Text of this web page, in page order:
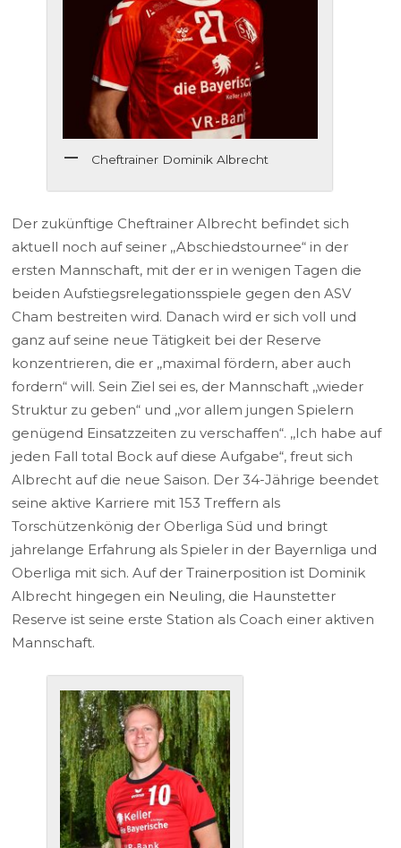
Cheftrainer Dominik Albrecht
Der zukünftige Cheftrainer Albrecht befindet sich
aktuell noch auf seiner ,,Abschiedstournee“ in der
ersten Mannschaft, mit der er in wenigen Tagen die
beiden Aufstiegsrelegationsspiele gegen den ASV
Cham bestreiten wird. Danach wird er sich voll und
ganz auf seine neue Tätigkeit bei der Reserve
konzentrieren, die er ,,maximal fördern, aber auch
fordern“ will. Sein Ziel sei es, der Mannschaft ,,wieder
Struktur zu geben“ und ,,vor allem jungen Spielern
genügend Einsatzzeiten zu verschaffen“. ,,Ich habe auf
jeden Fall total Bock auf diese Aufgabe“, freut sich
Albrecht auf die neue Saison. Der 34-Jährige beendet
seine aktive Karriere mit 153 Treffern als
Torschützenkönig der Oberliga Süd und bringt
jahrelange Erfahrung als Spieler in der Bayernliga und
Oberliga mit sich. Auf der Trainerposition ist Dominik
Albrecht hingegen ein Neuling, die Haunstetter
Reserve ist seine erste Station als Coach einer aktiven
Mannschaft.